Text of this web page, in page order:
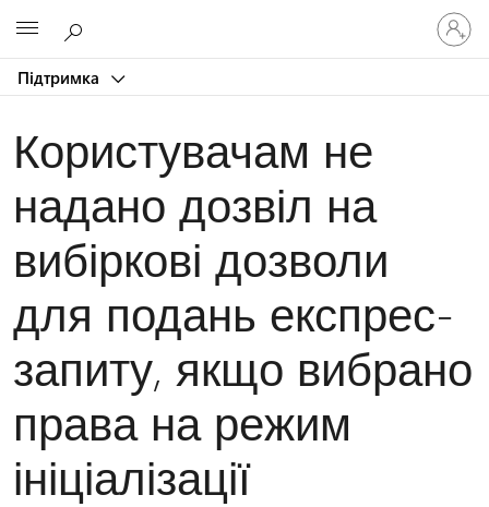
Підтримка
Увійдіть
свій
запис
Користувачам не
надано дозвіл на
вибіркові дозволи
для подань експрес-
запиту, якщо вибрано
права на режим
ініціалізації